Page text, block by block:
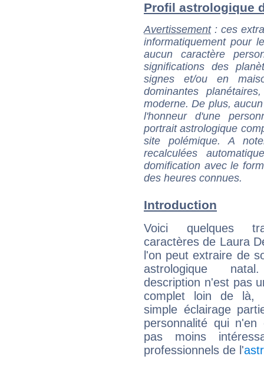
Profil astrologique
Avertissement: ces
informatiquement pour
aucun caractère
significations des
signes et/ou en
dominantes
moderne. De plus,
l'honneur d'une
portrait astrologique
site polémique. A
recalculées
domification avec le
des heures connues.
Introduction
Voici quelques
caractères de Laura
l'on peut extraire de
astrologique
description n'est pas
complet loin de là,
simple éclairage
personnalité qui n'en
pas moins
professionnels de l'